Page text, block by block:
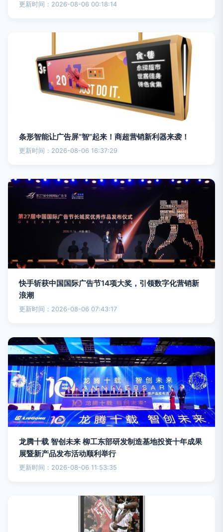
更新时间：2026-08-06 00:18:14
条形智能让广告屏“智”起来！商超营销新利器来袭！
更新时间：2026-08-06 16:37:29
快手斩获中国国际广告节14项大奖，引领数字化营销新
浪潮
更新时间：2026-08-06 07:43:17
龙腾十载 智创未来 柳工东部研发制造基地投资十年成果
展暨新产品发布活动顺利举行
更新时间：2026-08-06 11:53:35